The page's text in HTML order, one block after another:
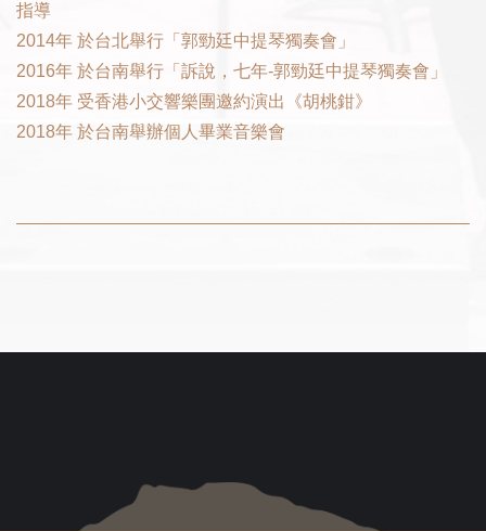
指導
2014年 於台北舉行「郭勁廷中提琴獨奏會」
2016年 於台南舉行「訴說，七年-郭勁廷中提琴獨奏會」
2018年 受香港小交響樂團邀約演出《胡桃鉗》
2018年 於台南舉辦個人畢業音樂會